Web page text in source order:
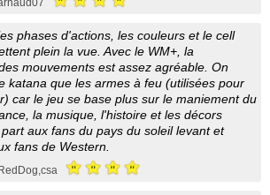
phases d'actions, les couleurs et le cell
plein la vue. Avec le WM+, la
mouvements est assez agréable. On
katana que les armes à feu (utilisées pour
car le jeu se base plus sur le maniement du
la musique, l'histoire et les décors
aux fans du pays du soleil levant et
fans de Western.